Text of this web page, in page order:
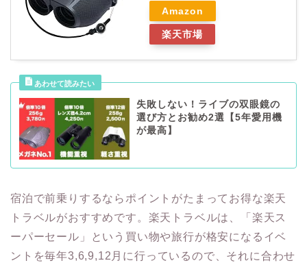
Amazon
楽天市場
失敗しない！ライブの双眼鏡の
選び方とお勧め2選【5年愛用機
が最高】
宿泊で前乗りするならポイントがたまってお得な楽天
トラベルがおすすめです。楽天トラベルは、「楽天ス
ーパーセール」という買い物や旅行が格安になるイベ
ントを毎年3,6,9,12月に行っているので、それに合わせ